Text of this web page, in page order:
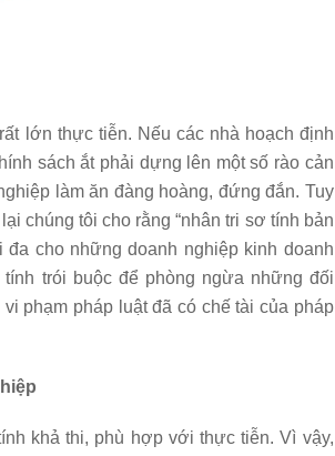
lớn thực tiễn. Nếu các nhà hoạch định
sách ắt phải dựng lên một số rào cản
làm ăn đàng hoàng, đứng đắn. Tuy
chúng tôi cho rằng “nhân tri sơ tính bản
cho những doanh nghiệp kinh doanh
trói buộc để phòng ngừa những đối
phạm pháp luật đã có chế tài của pháp
khả thi, phù hợp với thực tiễn. Vì vậy,